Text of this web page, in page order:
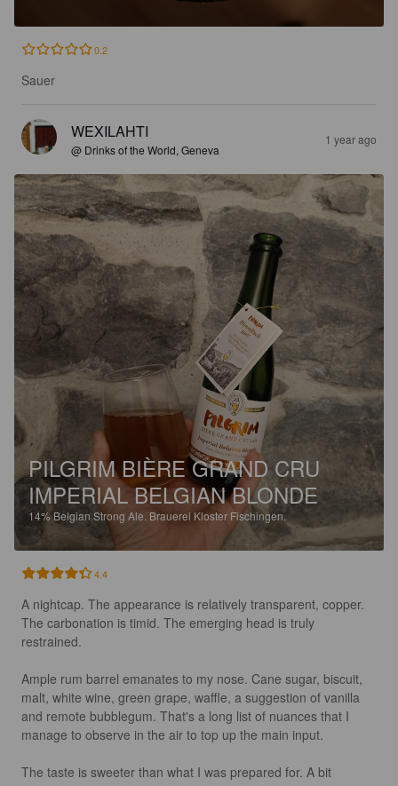
0.2
Sauer
WEXILAHTI
@ Drinks of the World, Geneva
1 year ago
PILGRIM BIÈRE GRAND CRU
IMPERIAL BELGIAN BLONDE
14%Belgian Strong Ale. Brauerei Kloster Fischingen.
4.4
A nightcap. The appearance is relatively transparent, copper.
The carbonation is timid. The emerging head is truly
restrained.
Ample rum barrel emanates to my nose. Cane sugar, biscuit,
malt, white wine, green grape, waffle, a suggestion of vanilla
and remote bubblegum. That's a long list of nuances that I
manage to observe in the air to top up the main input.
The taste is sweeter than what I was prepared for. A bit